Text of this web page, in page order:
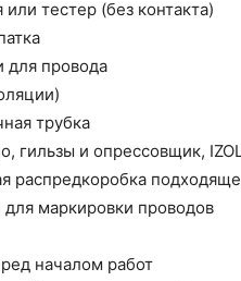
тестер (без контакта)
для провода
трубка
гильзы и опрессовщик,
распредкоробка
маркировки проводов
началом работ